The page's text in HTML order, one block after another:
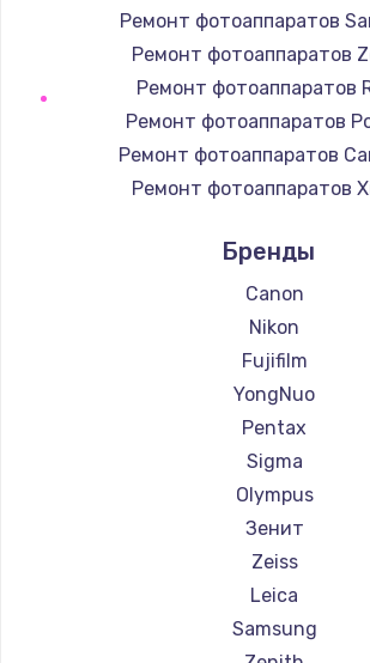
Чистка дренажа
1500 руб.
Ремонт электронного
3650 руб.
Заказать
Ремонт фотоаппаратов
Ремонт фотоаппаратов
Ремонт фотоаппаратов
Ремонт фотоаппаратов
Ремонт фотоаппаратов
Ремонт фотоаппаратов
Ремонт фотоаппаратов
Ремонт фотоаппаратов
Бренды
Canon
Nikon
Fujifilm
YongNuo
Pentax
Sigma
Olympus
Зенит
Zeiss
Leica
Samsung